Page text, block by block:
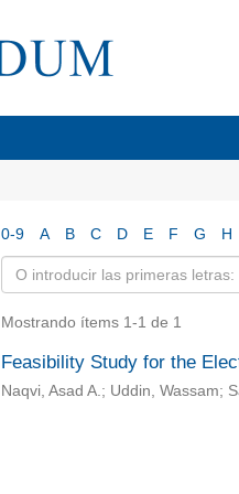
0-9 A B C D E F G H
Mostrando ítems 1-1 de 1
Feasibility Study for the
Naqvi, Asad A.; Uddin, Wassam;